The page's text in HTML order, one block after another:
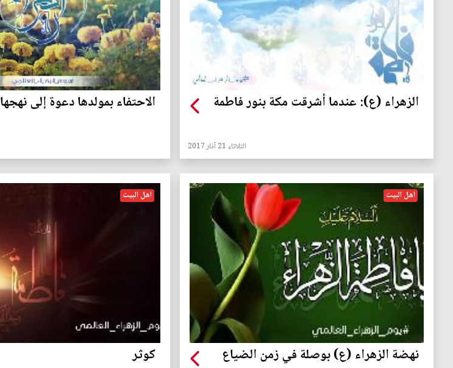
الزهراء (ع): عندما أشرقت مكة بنور فاطمة
الثلاثاء 21 آذار 2017
الاحتفاء بمولدها دعوة إلى نهجها
اهل البيت
نهضة الزهراء (ع) بوصلة في زمن الضياع
اهل البيت
كوثر